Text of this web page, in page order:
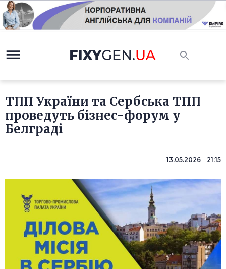
ТПП України та Сербська ТПП
проведуть бізнес-форум у
Белграді
13.05.2026 21:15